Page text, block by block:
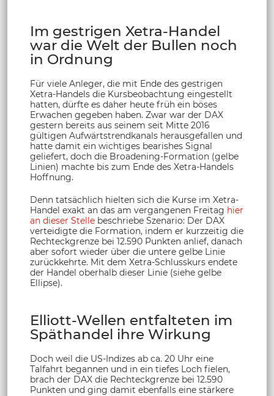
Im gestrigen Xetra-Handel
war die Welt der Bullen noch
in Ordnung
Für viele Anleger, die mit Ende des gestrigen
Xetra-Handels die Kursbeobachtung eingestellt
hatten, dürfte es daher heute früh ein böses
Erwachen gegeben haben. Zwar war der DAX
gestern bereits aus seinem seit Mitte 2016
gültigen Aufwärtstrendkanals herausgefallen und
hatte damit ein wichtiges bearishes Signal
geliefert, doch die Broadening-Formation (gelbe
Linien) machte bis zum Ende des Xetra-Handels
Hoffnung.
Denn tatsächlich hielten sich die Kurse im Xetra-
Handel exakt an das am vergangenen Freitag hier
an dieser Stelle beschriebe Szenario: Der DAX
verteidigte die Formation, indem er kurzzeitig die
Rechteckgrenze bei 12.590 Punkten anlief, danach
aber sofort wieder über die untere gelbe Linie
zurückkehrte. Mit dem Xetra-Schlusskurs endete
der Handel oberhalb dieser Linie (siehe gelbe
Ellipse).
Elliott-Wellen entfalteten im
Späthandel ihre Wirkung
Doch weil die US-Indizes ab ca. 20 Uhr eine
Talfahrt begannen und in ein tiefes Loch fielen,
brach der DAX die Rechteckgrenze bei 12.590
Punkten und ging damit ebenfalls eine stärkere